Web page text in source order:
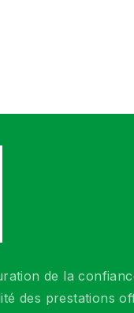
de la
des prestations